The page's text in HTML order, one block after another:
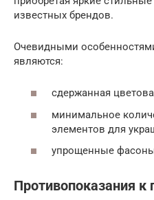
известных брендов.
Очевидными
являются:
сдержанная
минимальное
элементов для
упрощенные
Противопоказания к